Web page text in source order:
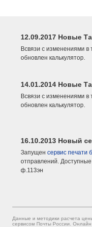
12.09.2017 Новые
Всвязи с изменениями
обновлен калькулятор.
14.01.2014 Новые
Всвязи с изменениями
обновлен калькулятор.
16.10.2013 Новый
Запущен сервис печати
отправлений.
ф.113эн
Данные и методики расчета
сервисом Почты России. Онлайн